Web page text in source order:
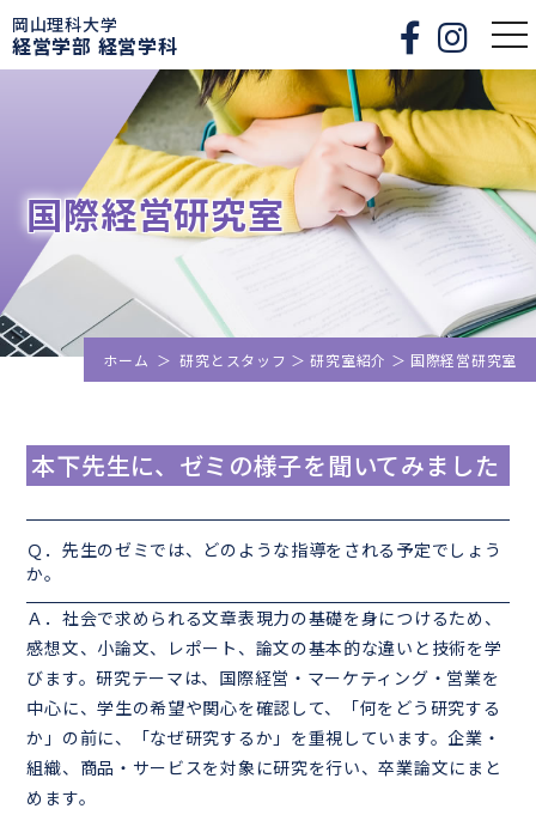
岡山理科大学
経営学部 経営学科
国際経営研究室
ホーム ＞研究とスタッフ ＞研究室紹介 ＞ 国際経営研究室
本下先生に、ゼミの様子を聞いてみました
Ｑ．先生のゼミでは、どのような指導をされる予定でしょう
か。
Ａ．社会で求められる文章表現力の基礎を身につけるため、
感想文、小論文、レポート、論文の基本的な違いと技術を学
びます。研究テーマは、国際経営・マーケティング・営業を
中心に、学生の希望や関心を確認して、「何をどう研究する
か」の前に、「なぜ研究するか」を重視しています。企業・
組織、商品・サービスを対象に研究を行い、卒業論文にまと
めます。